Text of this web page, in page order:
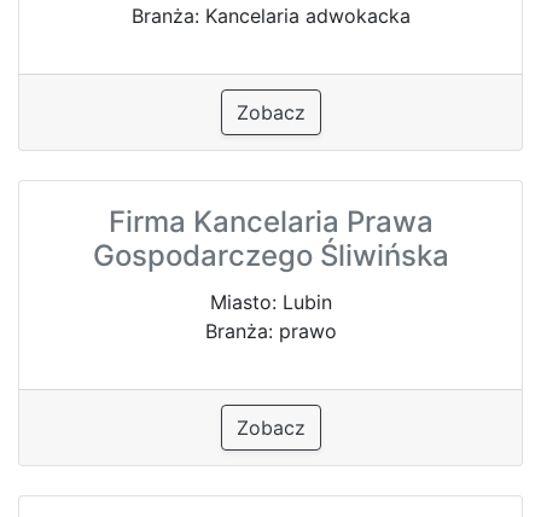
Branża: Kancelaria adwokacka
Zobacz
Firma Kancelaria Prawa
Gospodarczego Śliwińska
Miasto: Lubin
Branża: prawo
Zobacz